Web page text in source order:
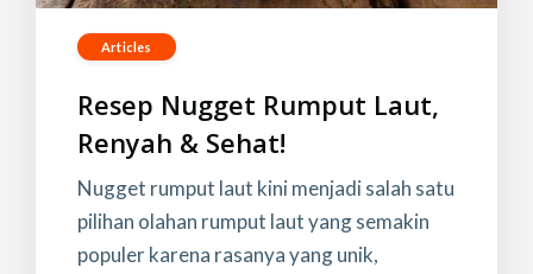
Articles
Resep Nugget Rumput Laut,
Renyah & Sehat!
Nugget rumput laut kini menjadi salah satu
pilihan olahan rumput laut yang semakin
populer karena rasanya yang unik,